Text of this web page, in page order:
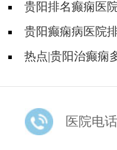
娠期要注意哪些护理
贵阳排名癫痫医
些？贵阳癫痫病医院
热点|贵阳治癫痫
医院电话